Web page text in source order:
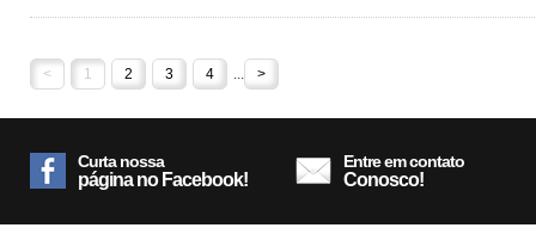
< 1 2 3 4 ... >
Curta nossa
página no Facebook!
Entre em contato
Conosco!